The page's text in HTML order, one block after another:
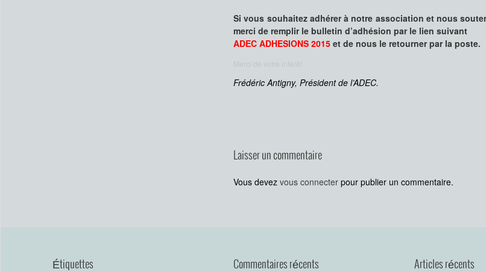
Si vous souhaitez adhérer à notre association et nous
merci de remplir le bulletin d’adhésion par le lien suivant
ADEC ADHESIONS 2015 et de nous le retourner par la poste.
Frédéric Antigny, Président de l’ADEC.
Laisser un commentaire
Vous devez vous connecter pour publier un commentaire.
Étiquettes Commentaires récents Articles récents